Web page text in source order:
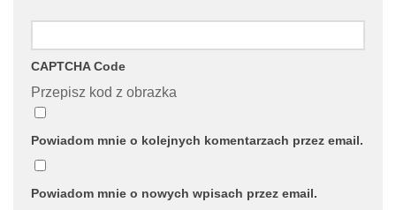
CAPTCHA Code
Przepisz kod z obrazka
Powiadom mnie o kolejnych komentarzach przez email.
Powiadom mnie o nowych wpisach przez email.